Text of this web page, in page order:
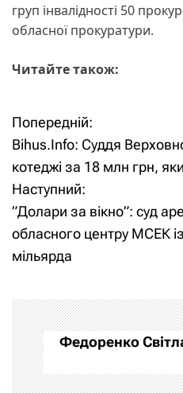
груп інвалідності 50
обласної прокуратури.
Читайте також:
Н
а
в
і
г
а
ц
і
Попередній:
Bihus.Info: Суддя
котеджі за 18 млн грн,
Наступний:
”Долари за вікно”: суд
обласного центру МСЕК
мільярда
Федоренко